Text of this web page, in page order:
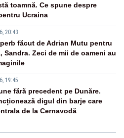
toamnă. Ce spune despre
Ucraina
20:43
făcut de Adrian Mutu pentru
Sandra. Zeci de mii de oameni au
19:45
fără precedent pe Dunăre.
digul din barje care
de la Cernavodă